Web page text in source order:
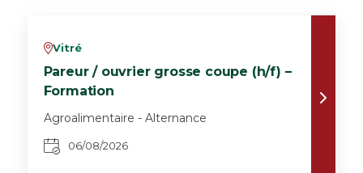
vVitré
Pareur / ouvrier grosse coupe (h/f) –
Formation
Agroalimentaire - Alternance
06/08/2026